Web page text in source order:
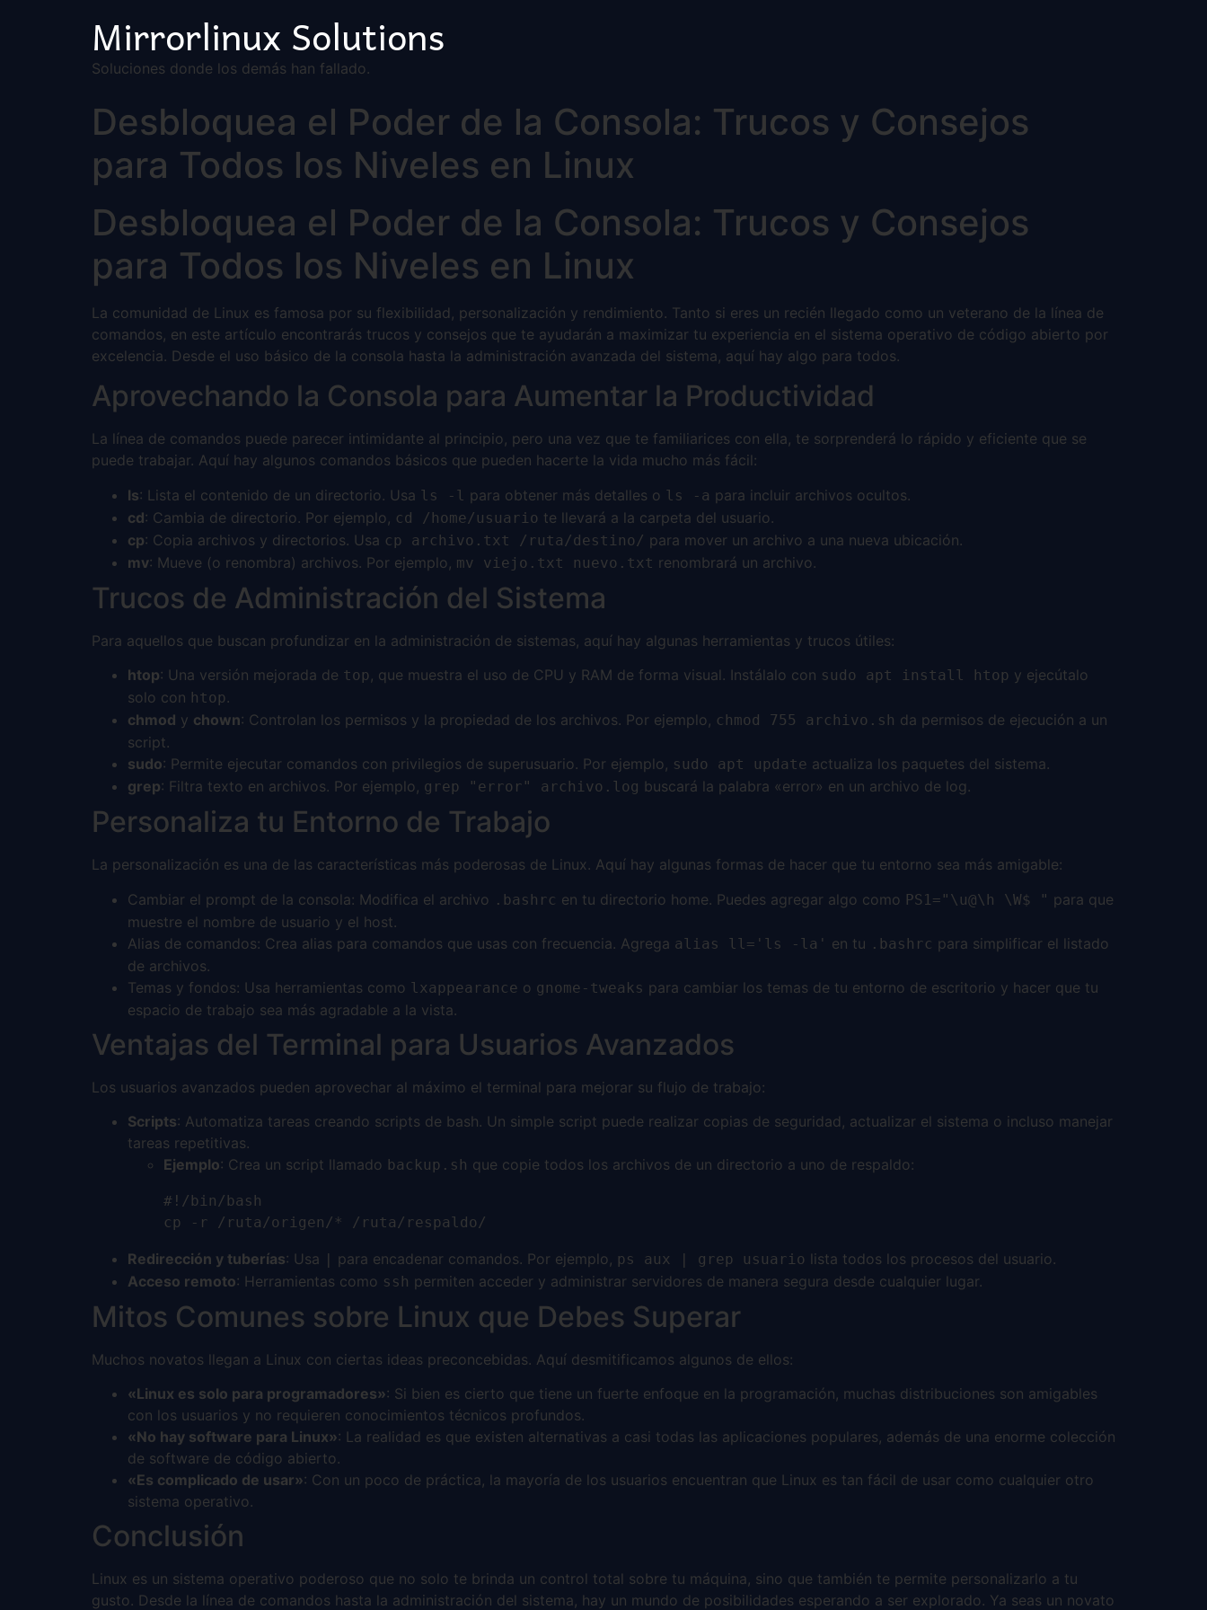
Mirrorlinux Solutions
Soluciones donde los demás han fallado.
Desbloquea el Poder de la Consola: Trucos y Consejos
para Todos los Niveles en Linux
Desbloquea el Poder de la Consola: Trucos y Consejos
para Todos los Niveles en Linux
La comunidad de Linux es famosa por su flexibilidad, personalización y rendimiento. Tanto si eres un recién llegado como un veterano de la línea de
comandos, en este artículo encontrarás trucos y consejos que te ayudarán a maximizar tu experiencia en el sistema operativo de código abierto por
excelencia. Desde el uso básico de la consola hasta la administración avanzada del sistema, aquí hay algo para todos.
Aprovechando la Consola para Aumentar la Productividad
La línea de comandos puede parecer intimidante al principio, pero una vez que te familiarices con ella, te sorprenderá lo rápido y eficiente que se
puede trabajar. Aquí hay algunos comandos básicos que pueden hacerte la vida mucho más fácil:
ls: Lista el contenido de un directorio. Usa ls -l para obtener más detalles o ls -a para incluir archivos ocultos.
cd: Cambia de directorio. Por ejemplo, cd /home/usuario te llevará a la carpeta del usuario.
cp: Copia archivos y directorios. Usa cp archivo.txt /ruta/destino/ para mover un archivo a una nueva ubicación.
mv: Mueve (o renombra) archivos. Por ejemplo, mv viejo.txt nuevo.txt renombrará un archivo.
Trucos de Administración del Sistema
Para aquellos que buscan profundizar en la administración de sistemas, aquí hay algunas herramientas y trucos útiles:
htop: Una versión mejorada de top, que muestra el uso de CPU y RAM de forma visual. Instálalo con sudo apt install htop y ejecútalo
solo con htop.
chmod y chown: Controlan los permisos y la propiedad de los archivos. Por ejemplo, chmod 755 archivo.sh da permisos de ejecución a un
script.
sudo: Permite ejecutar comandos con privilegios de superusuario. Por ejemplo, sudo apt update actualiza los paquetes del sistema.
grep: Filtra texto en archivos. Por ejemplo, grep "error" archivo.log buscará la palabra «error» en un archivo de log.
Personaliza tu Entorno de Trabajo
La personalización es una de las características más poderosas de Linux. Aquí hay algunas formas de hacer que tu entorno sea más amigable:
Cambiar el prompt de la consola: Modifica el archivo .bashrc en tu directorio home. Puedes agregar algo como PS1="\u@\h \W$ " para que
muestre el nombre de usuario y el host.
Alias de comandos: Crea alias para comandos que usas con frecuencia. Agrega alias ll='ls -la' en tu .bashrc para simplificar el listado
de archivos.
Temas y fondos: Usa herramientas como lxappearance o gnome-tweaks para cambiar los temas de tu entorno de escritorio y hacer que tu
espacio de trabajo sea más agradable a la vista.
Ventajas del Terminal para Usuarios Avanzados
Los usuarios avanzados pueden aprovechar al máximo el terminal para mejorar su flujo de trabajo:
Scripts: Automatiza tareas creando scripts de bash. Un simple script puede realizar copias de seguridad, actualizar el sistema o incluso manejar
tareas repetitivas.
Ejemplo: Crea un script llamado backup.sh que copie todos los archivos de un directorio a uno de respaldo:
#!/bin/bash
cp -r /ruta/origen/* /ruta/respaldo/
Redirección y tuberías: Usa | para encadenar comandos. Por ejemplo, ps aux | grep usuario lista todos los procesos del usuario.
Acceso remoto: Herramientas como ssh permiten acceder y administrar servidores de manera segura desde cualquier lugar.
Mitos Comunes sobre Linux que Debes Superar
Muchos novatos llegan a Linux con ciertas ideas preconcebidas. Aquí desmitificamos algunos de ellos:
«Linux es solo para programadores»: Si bien es cierto que tiene un fuerte enfoque en la programación, muchas distribuciones son amigables
con los usuarios y no requieren conocimientos técnicos profundos.
«No hay software para Linux»: La realidad es que existen alternativas a casi todas las aplicaciones populares, además de una enorme colección
de software de código abierto.
«Es complicado de usar»: Con un poco de práctica, la mayoría de los usuarios encuentran que Linux es tan fácil de usar como cualquier otro
sistema operativo.
Conclusión
Linux es un sistema operativo poderoso que no solo te brinda un control total sobre tu máquina, sino que también te permite personalizarlo a tu
gusto. Desde la línea de comandos hasta la administración del sistema, hay un mundo de posibilidades esperando a ser explorado. Ya seas un novato